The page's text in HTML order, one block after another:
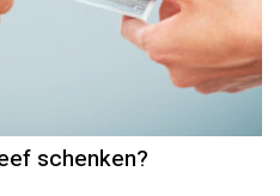
schenken?